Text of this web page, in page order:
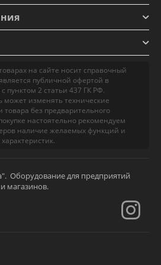
на сайте носит справочный
публичной офертой в
пунктом 2 статьи 437 ГК РФ.
может изменять технические
товара без предварительного
настоятельно рекомендуем
наличие желаемых функций и
характеристик.
Оборудование для предприятий
магазинов.